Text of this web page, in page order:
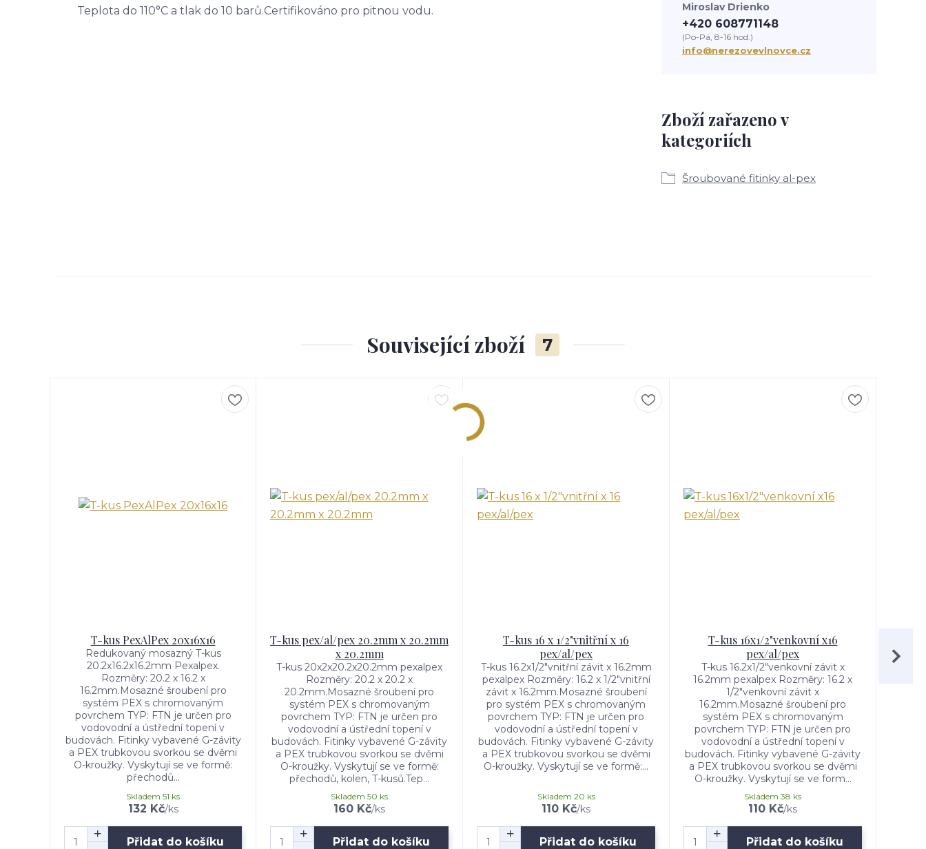
Teplota do 110°C a tlak do 10 barů.Certifikováno pro pitnou vodu.
Zboží zařazeno v
kategoriích
Šroubované fitinky al-pex
Miroslav Drienko
+420 608771148
(Po-Pá, 8-16 hod.)
info@nerezovevlnovce.cz
Související zboží 7
T-kus PexAlPex 20x16x16
Redukovaný mosazný T-kus
20.2x16.2x16.2mm Pexalpex.
Rozměry: 20.2 x 16.2 x
16.2mm.Mosazné šroubení pro
systém PEX s chromovaným
povrchem TYP: FTN je určen pro
vodovodní a ústřední topení v
budovách. Fitinky vybavené G-závity
a PEX trubkovou svorkou se dvěmi
O-kroužky. Vyskytují se ve formě:
přechodů...
132 Kč/ks
Skladem 51 ks
Přidat do košíku
T-kus pex/al/pex 20.2mm x 20.2mm
x 20.2mm
T-kus 20x2x20.2x20.2mm pexalpex
Rozměry: 20.2 x 20.2 x
20.2mm.Mosazné šroubení pro
systém PEX s chromovaným
povrchem TYP: FTN je určen pro
vodovodní a ústřední topení v
budovách. Fitinky vybavené G-závity
a PEX trubkovou svorkou se dvěmi
O-kroužky. Vyskytují se ve formě:
přechodů, kolen, T-kusů.Tep...
160 Kč/ks
Skladem 50 ks
Přidat do košíku
T-kus 16 x 1/2"vnitřní x 16
pex/al/pex
T-kus 16.2x1/2"vnitřní závit x 16.2mm
pexalpex Rozměry: 16.2 x 1/2"vnitřní
závit x 16.2mm.Mosazné šroubení
pro systém PEX s chromovaným
povrchem TYP: FTN je určen pro
vodovodní a ústřední topení v
budovách. Fitinky vybavené G-závity
a PEX trubkovou svorkou se dvěmi
O-kroužky. Vyskytují se ve formě:...
110 Kč/ks
Skladem 20 ks
Přidat do košíku
T-kus 16x1/2"venkovní x16
pex/al/pex
T-kus 16.2x1/2"venkovní závit x
16.2mm pexalpex Rozměry: 16.2 x
1/2"venkovní závit x
16.2mm.Mosazné šroubení pro
systém PEX s chromovaným
povrchem TYP: FTN je určen pro
vodovodní a ústřední topení v
budovách. Fitinky vybavené G-závity
a PEX trubkovou svorkou se dvěmi
O-kroužky. Vyskytují se ve form...
110 Kč/ks
Skladem 38 ks
Přidat do košíku